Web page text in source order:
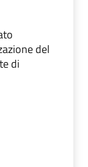
del
di